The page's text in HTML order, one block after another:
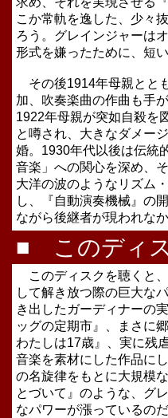
こか常軌を逸した、少々
ろう。グレインジャーは
形式を嫌ったために、短
その後1914年母親とと
加、吹奏楽曲の作曲も手
1922年母親が突如自殺を
と噂され、大きなダメー
婚。1930年代以後は伝統
音楽」への関心を深め、
大洋の波のようなリズム
し、『自動演奏機械』の
ながら後継者が現われな
■ このディ
このディスクを聴くと
して解き放つ際の巨大な
き出したガーディナーの
ッグの定期市』、まさに
わたしは17歳』、実に残
音楽を素材にした作品に
の名旋律をもとに大規模
とづいて』のような、グ
なパワーが漲っているの